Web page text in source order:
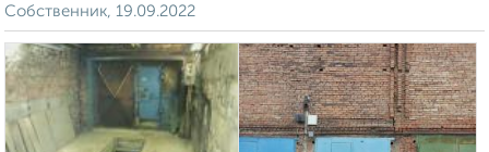
Собственник, 19.09.2022